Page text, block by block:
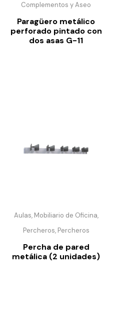
Complementos y Aseo
Paragüero metálico
perforado pintado con
dos asas G-11
Aulas, Mobiliario de Oficina,
Percheros, Percheros
Percha de pared
metálica (2 unidades)